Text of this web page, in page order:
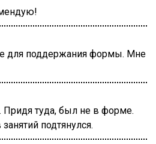
для поддержания формы. Мне
Придя туда, был не в форме.
подтянулся.